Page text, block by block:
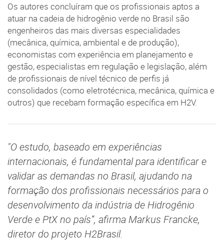
Os autores concluíram que os profissionais aptos a
atuar na cadeia de hidrogênio verde no Brasil são
engenheiros das mais diversas especialidades
(mecânica, química, ambiental e de produção),
economistas com experiência em planejamento e
gestão, especialistas em regulação e legislação, além
de profissionais de nível técnico de perfis já
consolidados (como eletrotécnica, mecânica, química e
outros) que recebam formação específica em H2V.
"O estudo, baseado em experiências
internacionais, é fundamental para identificar e
validar as demandas no Brasil, ajudando na
formação dos profissionais necessários para o
desenvolvimento da indústria de Hidrogênio
Verde e PtX no país”, afirma Markus Francke,
diretor do projeto H2Brasil.